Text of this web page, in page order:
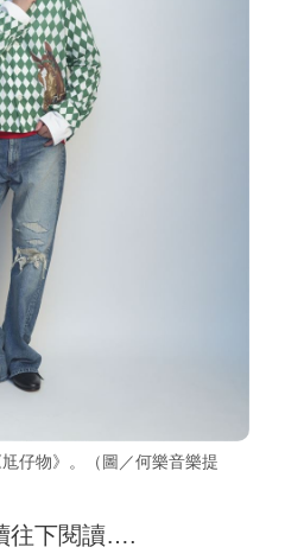
仔物》。（圖／何樂音樂提
往下閱讀….